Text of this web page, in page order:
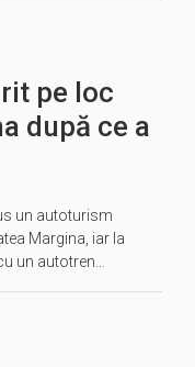
pe loc
după ce a
un autoturism
Margina, iar la
un autotren…